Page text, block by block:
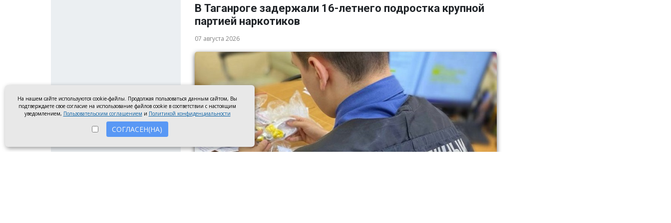
В Таганроге задержали 16-летнего подростка крупной
партией наркотиков
07 августа 2026
На нашем сайте используются cookie-файлы. Продолжая пользоваться данным сайтом, Вы
подтверждаете свое согласие на использование файлов cookie в соответствии с настоящим
уведомлением, Пользовательским соглашением и Политикой конфиденциальности
СОГЛАСЕН(НА)